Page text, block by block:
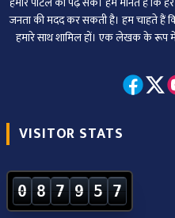
जनता की मदद कर सकती है। हम चाहते हैं
हमारे साथ शामिल हों। एक लेखक के रूप
VISITOR STATS
0 8 7 9 5 7